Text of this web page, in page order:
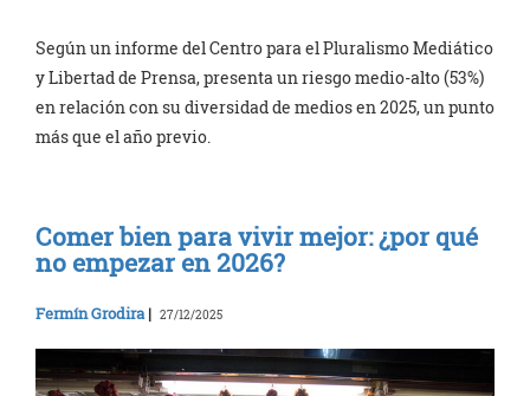
Según un informe del Centro para el Pluralismo Mediático
y Libertad de Prensa, presenta un riesgo medio-alto (53%)
en relación con su diversidad de medios en 2025, un punto
más que el año previo.
Comer bien para vivir mejor: ¿por qué
no empezar en 2026?
Fermín Grodira | 27/12/2025